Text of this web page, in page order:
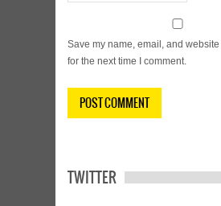
Save my name, email, and
for the next time I comment.
TWITTER